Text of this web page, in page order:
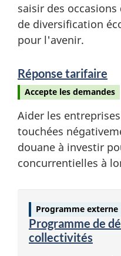
saisir des
de diversification
pour l'avenir.
Réponse tarifaire
Accepte les demandes
Aider les
touchées
douane à investir
concurrentielles à
Programme externe
Programme de
collectivités